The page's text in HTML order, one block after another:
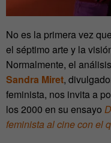
No es la primera vez
el séptimo arte y la
Normalmente, el
Sandra Miret,
feminista, nos invita a
los 2000 en su ensayo
feminista al cine con el